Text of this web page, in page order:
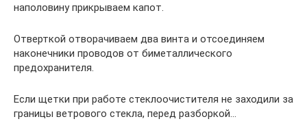
наполовину прикрываем капот.
Отверткой отворачиваем два винта и отсоединяем
наконечники проводов от биметаллического
предохранителя.
Если щетки при работе стеклоочистителя не заходили за
границы ветрового стекла, перед разборкой…